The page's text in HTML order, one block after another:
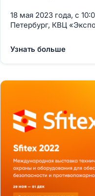
18 мая 2023 года, с
Петербург, КВЦ
Узнать больше